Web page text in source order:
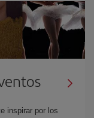
inspirar por los